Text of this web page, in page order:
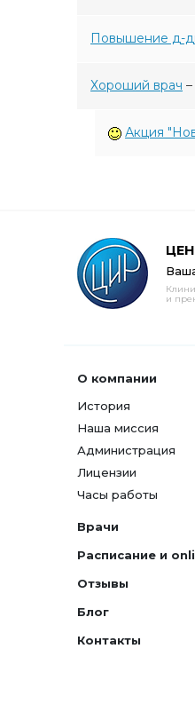
Повышение д-
Хороший врач –
Акция
и
О компании
История
Наша миссия
Администрация
Лицензии
Часы работы
Врачи
Расписание и
Отзывы
Блог
Контакты